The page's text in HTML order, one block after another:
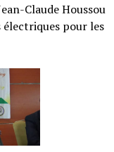
Claude Houssou
pour les